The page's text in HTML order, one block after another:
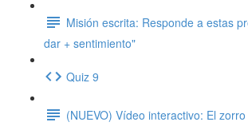
Misión escrita: Responde a estas
dar + sentimiento"
Quiz 9
(NUEVO) Vídeo interactivo: El